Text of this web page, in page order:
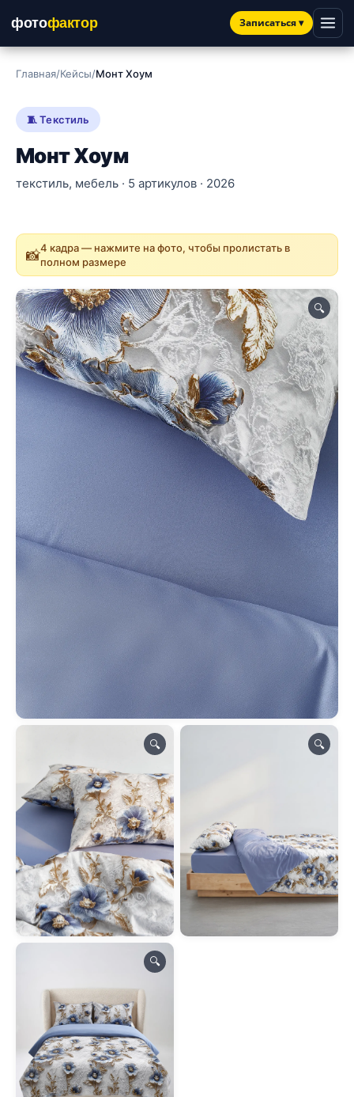
фотофактор Записаться▾
Главная/Кейсы/Монт Хоум
🧵 Текстиль
Монт Хоум
текстиль, мебель · 5 артикулов · 2026
📸4 кадра — нажмите на фото, чтобы пролистать в
полном размере
🔍
🔍 🔍
🔍